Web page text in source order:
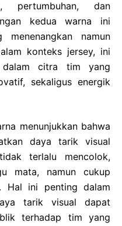
pertumbuhan, dan
kedua warna ini
menenangkan namun
konteks jersey, ini
dalam citra tim yang
sekaligus energik
menunjukkan bahwa
daya tarik visual
terlalu mencolok,
mata, namun cukup
Hal ini penting dalam
tarik visual dapat
terhadap tim yang